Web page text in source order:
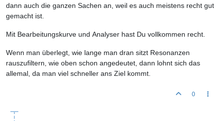
dann auch die ganzen Sachen an, weil es auch meistens recht gut
gemacht ist.
Mit Bearbeitungskurve und Analyser hast Du vollkommen recht.
Wenn man überlegt, wie lange man dran sitzt Resonanzen
rauszufiltern, wie oben schon angedeutet, dann lohnt sich das
allemal, da man viel schneller ans Ziel kommt.
0